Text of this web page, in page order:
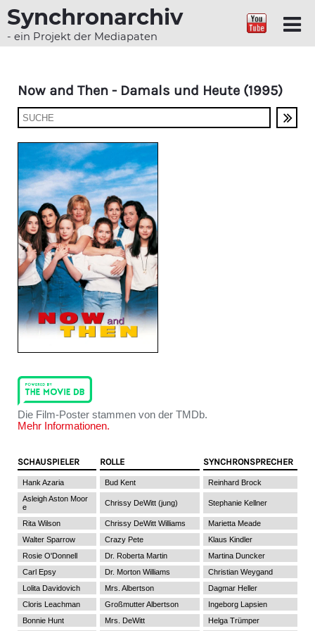
Synchronarchiv
- ein Projekt der Mediapaten
Now and Then - Damals und Heute (1995)
Die Film-Poster stammen von der TMDb.
Mehr Informationen.
SCHAUSPIELER ROLLE SYNCHRONSPRECHER
Hank Azaria Bud Kent
Reinhard Brock
Asleigh Aston Moor
e
Chrissy DeWitt (jung) Stephanie Kellner
Rita Wilson Chrissy DeWitt Williams
Marietta Meade
Walter Sparrow
Crazy Pete
Klaus Kindler
Rosie O'Donnell
Dr. Roberta Martin
Martina Duncker
Carl Epsy
Dr. Morton Williams
Christian Weygand
Lolita Davidovich
Mrs. Albertson
Dagmar Heller
Cloris Leachman
Großmutter Albertson
Ingeborg Lapsien
Bonnie Hunt
Mrs. DeWitt Helga Trümper